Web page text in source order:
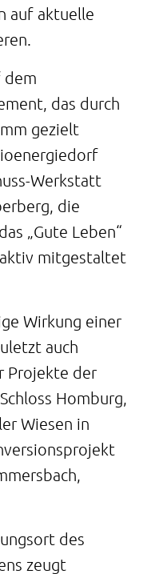
auf aktuelle
dem
das durch
gezielt
Werkstatt
die
„Gute Leben“
aktiv mitgestaltet
Wirkung einer
auch
Projekte der
Homburg,
Wiesen in
des
zeugt